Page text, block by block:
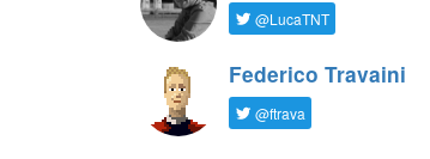
@LucaTNT
Federico Travaini
@ftrava